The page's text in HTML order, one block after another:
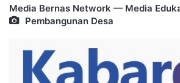
Media Bernas Network — Media
Pembangunan Desa